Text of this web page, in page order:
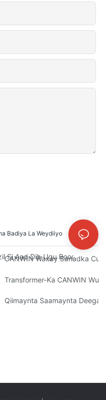
Badiya La Weydiiyo
Si Aad Dib Ugu Booqato
CANWIN Waxay Sanadka
Si Aad U Booqato
Transformer-Ka CANWIN
Qiimaynta Saamaynta